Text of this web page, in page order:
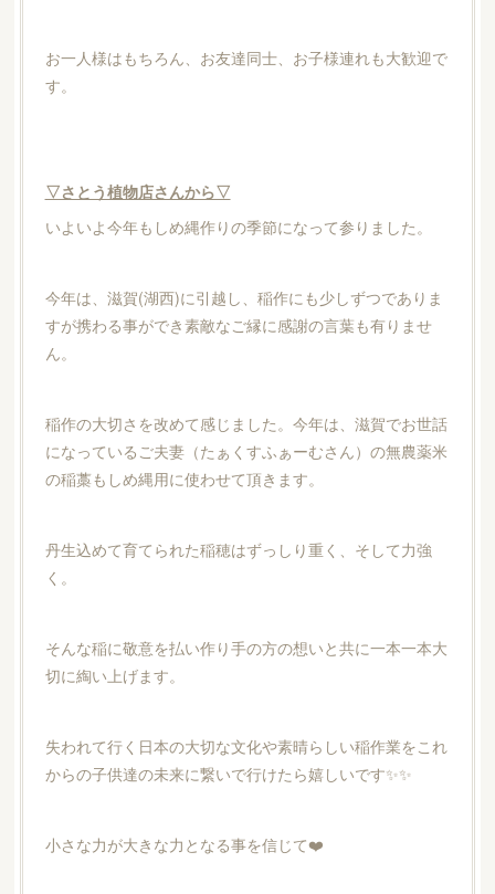
お一人様はもちろん、お友達同士、お子様連れも大歓迎で
す。
▽さとう植物店さんから▽
いよいよ今年もしめ縄作りの季節になって参りました。
今年は、滋賀(湖西)に引越し、稲作にも少しずつでありま
すが携わる事ができ素敵なご縁に感謝の言葉も有りませ
ん。
稲作の大切さを改めて感じました。今年は、滋賀でお世話
になっているご夫妻（たぁくすふぁーむさん）の無農薬米
の稲藁もしめ縄用に使わせて頂きます。
丹生込めて育てられた稲穂はずっしり重く、そして力強
く。
そんな稲に敬意を払い作り手の方の想いと共に一本一本大
切に綯い上げます。
失われて行く日本の大切な文化や素晴らしい稲作業をこれ
からの子供達の未来に繋いで行けたら嬉しいです✨✨
小さな力が大きな力となる事を信じて❤️